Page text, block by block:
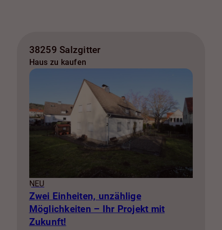
38259 Salzgitter
Haus zu kaufen
NEU
Zwei Einheiten, unzählige
Möglichkeiten – Ihr Projekt mit
Zukunft!